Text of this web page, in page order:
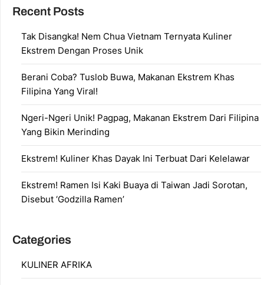
Recent Posts
Tak Disangka! Nem Chua Vietnam Ternyata Kuliner
Ekstrem Dengan Proses Unik
Berani Coba? Tuslob Buwa, Makanan Ekstrem Khas
Filipina Yang Viral!
Ngeri-Ngeri Unik! Pagpag, Makanan Ekstrem Dari Filipina
Yang Bikin Merinding
Ekstrem! Kuliner Khas Dayak Ini Terbuat Dari Kelelawar
Ekstrem! Ramen Isi Kaki Buaya di Taiwan Jadi Sorotan,
Disebut ‘Godzilla Ramen’
Categories
KULINER AFRIKA